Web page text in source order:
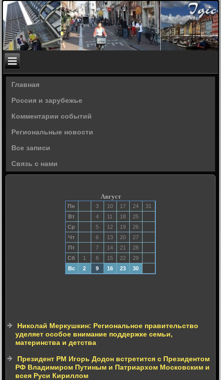
Главная
Россия и зарубежье
Комментарии событий
Региональные новости
Все записи
Связь с нами
Август
Пн 3 10 17 24
31
Вт
4 11 18
25
Ср
5 12 19
26
Чт
6 13 20
27
Пт
7 14 21
28
Сб
1 8 15 22
29
Вс
2 9 16 23 30
Николай Меркушкин: Региональное правительство
уделяет особое внимание поддержке семьи,
материнства и детства
Президент РМ Игорь Додон встретится с Президентом
РФ Владимиром Путиным и Патриархом Московским и
всея Руси Кириллом